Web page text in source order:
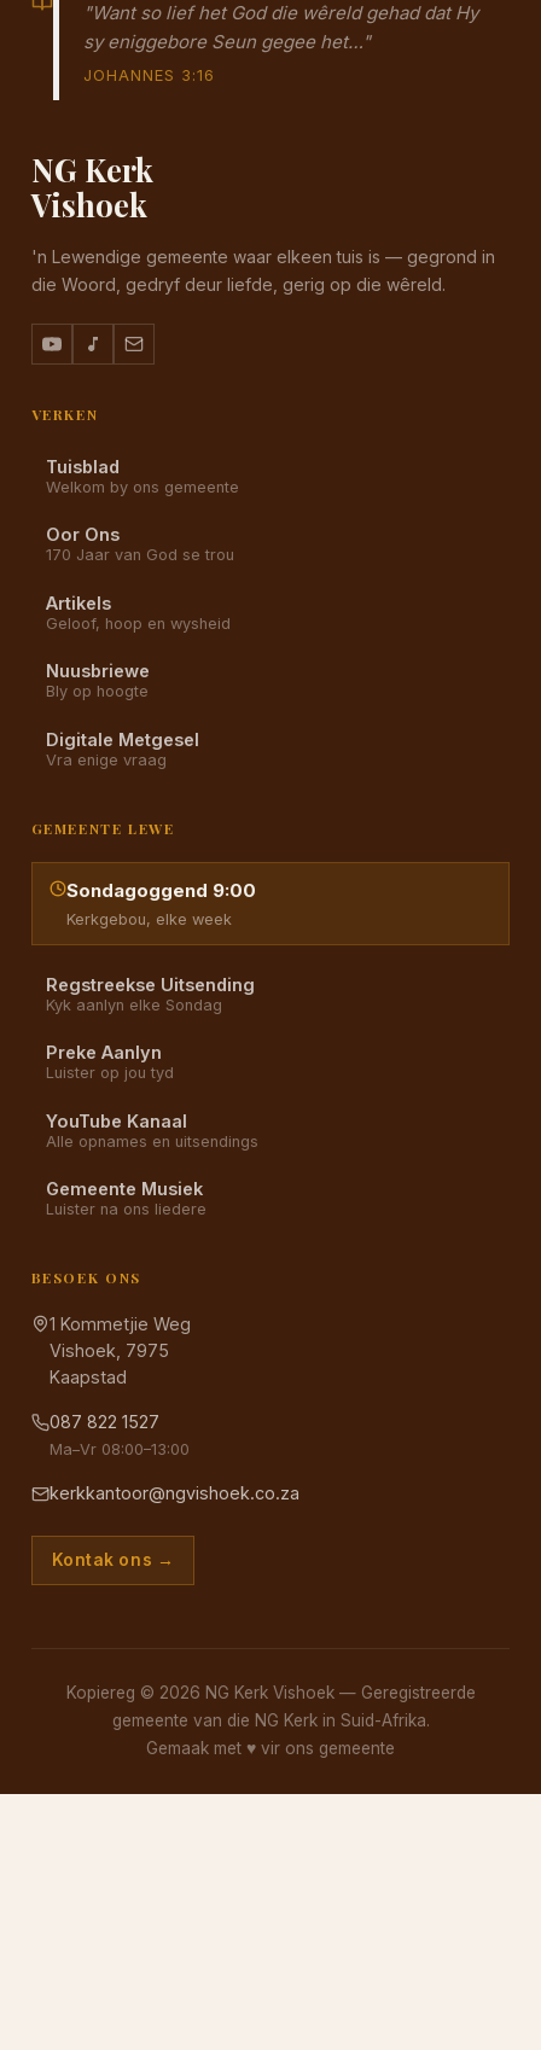
"Want so lief het God die wêreld gehad dat Hy
sy eniggebore Seun gegee het…"
JOHANNES 3:16
NG Kerk
Vishoek
'n Lewendige gemeente waar elkeen tuis is — gegrond in
die Woord, gedryf deur liefde, gerig op die wêreld.
VERKEN
Tuisblad
Welkom by ons gemeente
Oor Ons
170 Jaar van God se trou
Artikels
Geloof, hoop en wysheid
Nuusbriewe
Bly op hoogte
Digitale Metgesel
Vra enige vraag
GEMEENTE LEWE
Sondagoggend 9:00
Kerkgebou, elke week
Regstreekse Uitsending
Kyk aanlyn elke Sondag
Preke Aanlyn
Luister op jou tyd
YouTube Kanaal
Alle opnames en uitsendings
Gemeente Musiek
Luister na ons liedere
BESOEK ONS
1 Kommetjie Weg
Vishoek, 7975
Kaapstad
087 822 1527
Ma–Vr 08:00–13:00
kerkkantoor@ngvishoek.co.za
Kontak ons →
Kopiereg © 2026 NG Kerk Vishoek — Geregistreerde
gemeente van die NG Kerk in Suid-Afrika.
Gemaak met ♥ vir ons gemeente